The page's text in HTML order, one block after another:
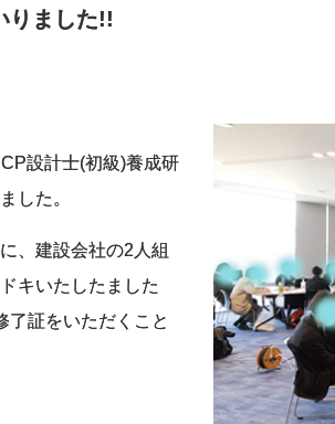
りました!!
設計士(初級)養成研
した。
、建設会社の2人組
キいたしたました
了証をいただくこと